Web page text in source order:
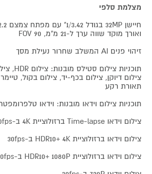
מצלמת סלפי
ואורך מוקד שווה ערך ל-21 מ"מ, FOV 90
זיהוי פנים AI המשלב שחרור נעילת מסך
צילום דיוקן, צילום בכף-יד, צילום בקול,
תאורת רקע
תוכניות צילום וידאו מובנות: וידאו
צילום וידאו Time-lapse ברזולוציית 4K ב-30fps
צילום וידאו ברזולוציית HDR10+ 4K ב-30fps
צילום וידאו ברזולוציית HDR10+ 1080P ב-30/60fps